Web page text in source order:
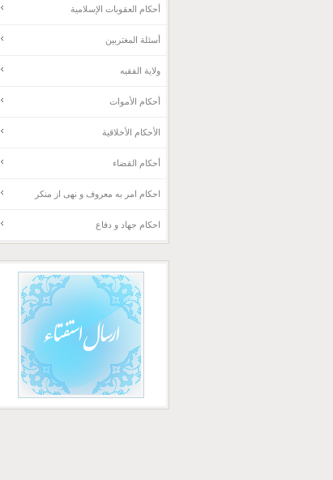
أحکام العقوبات الإسلامية
أسئلة المغتربين
ولاية الفقيه
أحكام الأموات
الأحكام الأخلاقية
أحكام القضاء
احکام امر به معروف و نهی از منکر
احکام جهاد و دفاع